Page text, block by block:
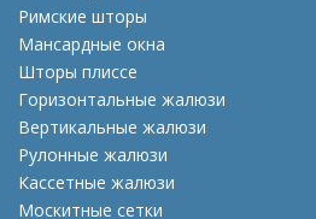
Римские шторы
Mансардные окна
Шторы плиссе
Горизонтальные жалюзи
Вертикальные жалюзи
Рулонные жалюзи
Кассетные жалюзи
Москитные сетки